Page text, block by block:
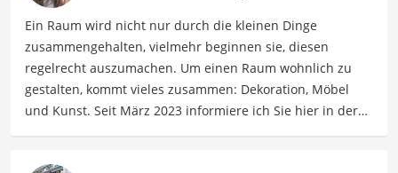
Ein Raum wird nicht nur durch die kleinen Dinge
zusammengehalten, vielmehr beginnen sie, diesen
regelrecht auszumachen. Um einen Raum wohnlich zu
gestalten, kommt vieles zusammen: Dekoration, Möbel
und Kunst. Seit März 2023 informiere ich Sie hier in der